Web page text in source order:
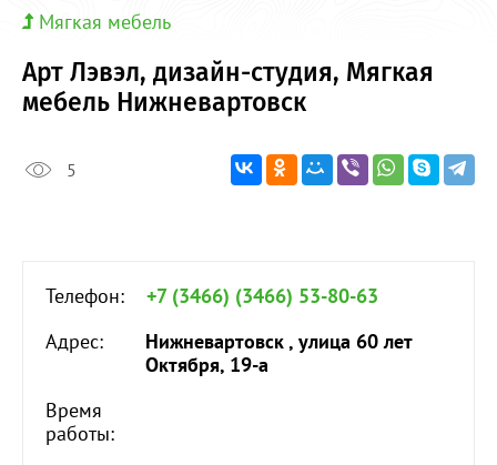
Мягкая мебель
Арт Лэвэл, дизайн-студия, Мягкая
мебель Нижневартовск
5
Телефон:
+7 (3466) (3466) 53-80-63
Адрес:
Нижневартовск , улица 60 лет
Октября, 19-а
Время
работы: